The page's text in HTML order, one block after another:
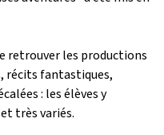
retrouver les productions
récits fantastiques,
: les élèves y
très variés.